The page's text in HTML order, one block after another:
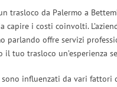
trasloco da Palermo a
capire i costi coinvolti.
parlando offre servizi
il tuo trasloco un’esperienza
influenzati da vari fattori